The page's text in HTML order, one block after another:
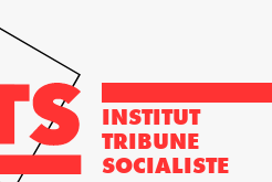
INSTITUT
TRIBUNE
SOCIALISTE